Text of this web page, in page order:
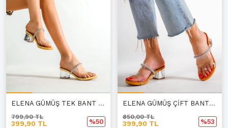
ELENA GÜMÜŞ TEK BANT KADIN TERLİK A-4
399,90 TL
799,90 TL
%50
ELENA GÜMÜŞ ÇİFT BANT KADIN TERLİK A-4
399,90 TL
850,00 TL
%53